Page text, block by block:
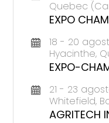
Quebec
EXPO
18 - 20
Hyacinthe,
EXPO-
21 - 23
Whitefield,
AGRITECH